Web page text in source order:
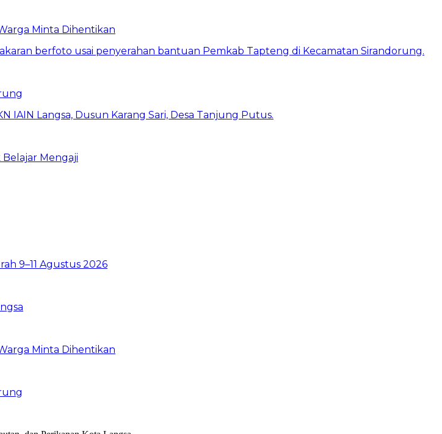
Minta Dihentikan
Belajar Mengaji
9–11 Agustus 2026
Minta Dihentikan